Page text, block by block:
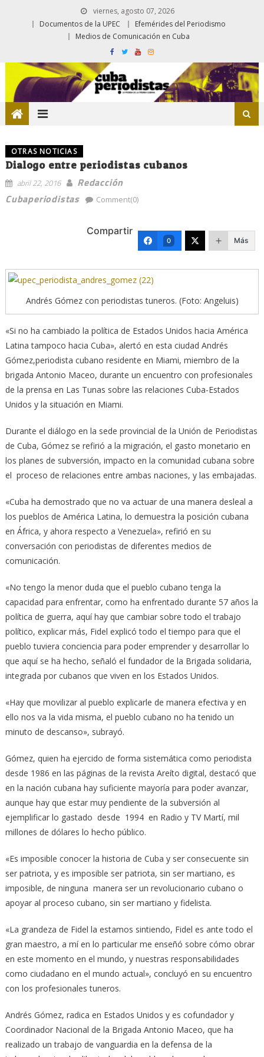
viernes, agosto 07, 2026
Documentos de la UPEC
Efemérides del Periodismo
Medios de Comunicación en Cuba
OTRAS NOTICIAS
Dialogo entre periodistas cubanos
abril 22, 2016
Redacción
Cubaperiodistas
Comment(0)
Compartir
0 Más
Andrés Gómez con periodistas tuneros. (Foto: Angeluis)
«Si no ha cambiado la política de Estados Unidos hacia América
Latina tampoco hacia Cuba», alertó en esta ciudad Andrés
Gómez,periodista cubano residente en Miami, miembro de la
brigada Antonio Maceo, durante un encuentro con profesionales
de la prensa en Las Tunas sobre las relaciones Cuba-Estados
Unidos y la situación en Miami.
Durante el diálogo en la sede provincial de la Unión de Periodistas
de Cuba, Gómez se refirió a la migración, el gasto monetario en
los planes de subversión, impacto en la comunidad cubana sobre
el proceso de relaciones entre ambas naciones, y las embajadas.
«Cuba ha demostrado que no va actuar de una manera desleal a
los pueblos de América Latina, lo demuestra la posición cubana
en África, y ahora respecto a Venezuela», refirió en su
conversación con periodistas de diferentes medios de
comunicación.
«No tengo la menor duda que el pueblo cubano tenga la
capacidad para enfrentar, como ha enfrentado durante 57 años la
política de guerra, aquí hay que cambiar sobre todo el trabajo
político, explicar más, Fidel explicó todo el tiempo para que el
pueblo tuviera conciencia para poder emprender y desarrollar lo
que aquí se ha hecho, señaló el fundador de la Brigada solidaria,
integrada por cubanos que viven en los Estados Unidos.
«Hay que movilizar al pueblo explicarle de manera efectiva y en
ello nos va la vida misma, el pueblo cubano no ha tenido un
minuto de descanso», subrayó.
Gómez, quien ha ejercido de forma sistemática como periodista
desde 1986 en las páginas de la revista Areíto digital, destacó que
en la nación cubana hay suficiente mayoría para poder avanzar,
aunque hay que estar muy pendiente de la subversión al
ejemplificar lo gastado desde 1994 en Radio y TV Martí, mil
millones de dólares lo hecho público.
«Es imposible conocer la historia de Cuba y ser consecuente sin
ser patriota, y es imposible ser patriota, sin ser martiano, es
imposible, de ninguna manera ser un revolucionario cubano o
apoyar al proceso cubano, sin ser martiano y fidelista.
«La grandeza de Fidel la estamos sintiendo, Fidel es ante todo el
gran maestro, a mí en lo particular me enseñó sobre cómo obrar
en este momento en el mundo, y nuestras responsabilidades
como ciudadano en el mundo actual», concluyó en su encuentro
con los profesionales tuneros.
Andrés Gómez, radica en Estados Unidos y es cofundador y
Coordinador Nacional de la Brigada Antonio Maceo, que ha
realizado un trabajo de vanguardia en la defensa de la